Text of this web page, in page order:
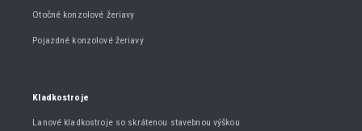
Otočné konzolové žeriavy
Pojazdné konzolové žeriavy
Kladkostroje
Lanové kladkostroje so skrátenou stavebnou výškou